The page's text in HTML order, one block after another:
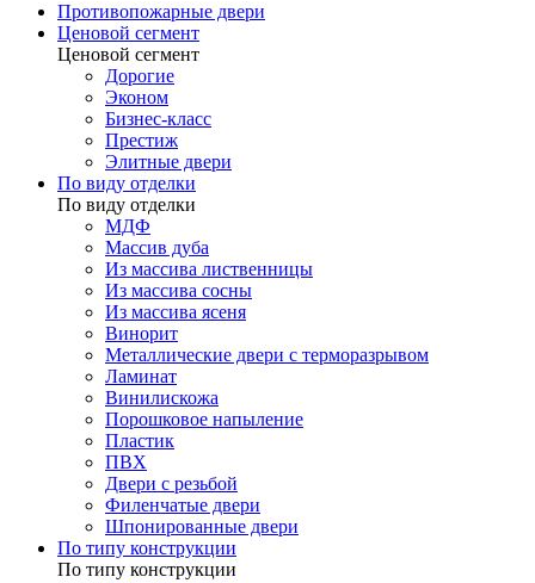
Противопожарные двери
Ценовой сегмент
Ценовой сегмент
Дорогие
Эконом
Бизнес-класс
Престиж
Элитные двери
По виду отделки
По виду отделки
МДФ
Массив дуба
Из массива лиственницы
Из массива сосны
Из массива ясеня
Винорит
Металлические двери с терморазрывом
Ламинат
Винилискожа
Порошковое напыление
Пластик
ПВХ
Двери с резьбой
Филенчатые двери
Шпонированные двери
По типу конструкции
По типу конструкции